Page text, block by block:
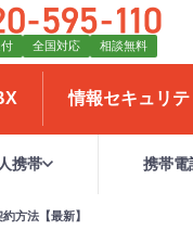
全国対応 相談無料
情報セキュリテ
携帯 携帯電
方法【最新】